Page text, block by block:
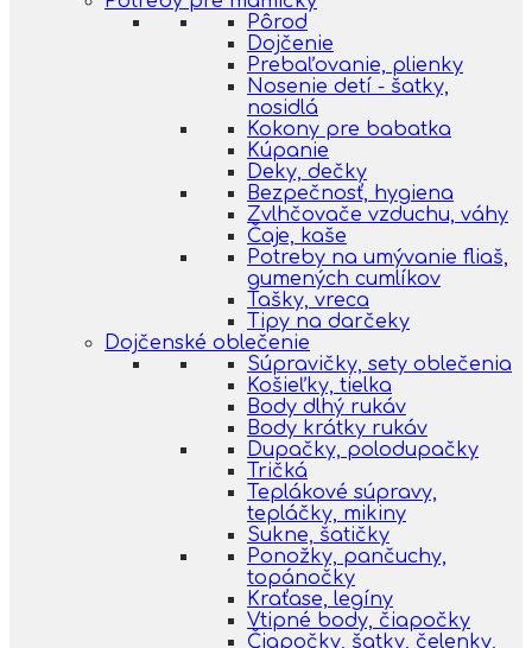
Pôrod
Dojčenie
Prebaľovanie, plienky
Nosenie detí - šatky,
nosidlá
Kokony pre babatka
Kúpanie
Deky, dečky
Bezpečnosť, hygiena
Zvlhčovače vzduchu, váhy
Čaje, kaše
Potreby na umývanie fliaš,
gumených cumlíkov
Tašky, vreca
Tipy na darčeky
Dojčenské oblečenie
Súpravičky, sety oblečenia
Košieľky, tielka
Body dlhý rukáv
Body krátky rukáv
Dupačky, polodupačky
Tričká
Teplákové súpravy,
tepláčky, mikiny
Sukne, šatičky
Ponožky, pančuchy,
topánočky
Kraťase, legíny
Vtipné body, čiapočky
Čiapočky, šatky, čelenky,